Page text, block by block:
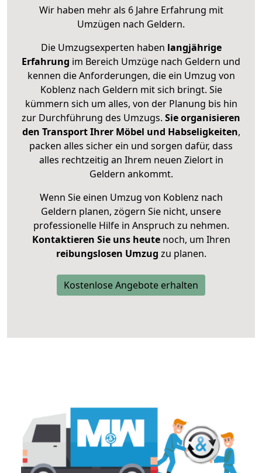
Wir haben mehr als 6 Jahre Erfahrung mit
Umzügen nach Geldern.
Die Umzugsexperten haben langjährige
Erfahrung im Bereich Umzüge nach Geldern und
kennen die Anforderungen, die ein Umzug von
Koblenz nach Geldern mit sich bringt. Sie
kümmern sich um alles, von der Planung bis hin
zur Durchführung des Umzugs. Sie organisieren
den Transport Ihrer Möbel und Habseligkeiten,
packen alles sicher ein und sorgen dafür, dass
alles rechtzeitig an Ihrem neuen Zielort in
Geldern ankommt.
Wenn Sie einen Umzug von Koblenz nach
Geldern planen, zögern Sie nicht, unsere
professionelle Hilfe in Anspruch zu nehmen.
Kontaktieren Sie uns heutenoch, um Ihren
reibungslosen Umzug zu planen.
Kostenlose Angebote erhalten